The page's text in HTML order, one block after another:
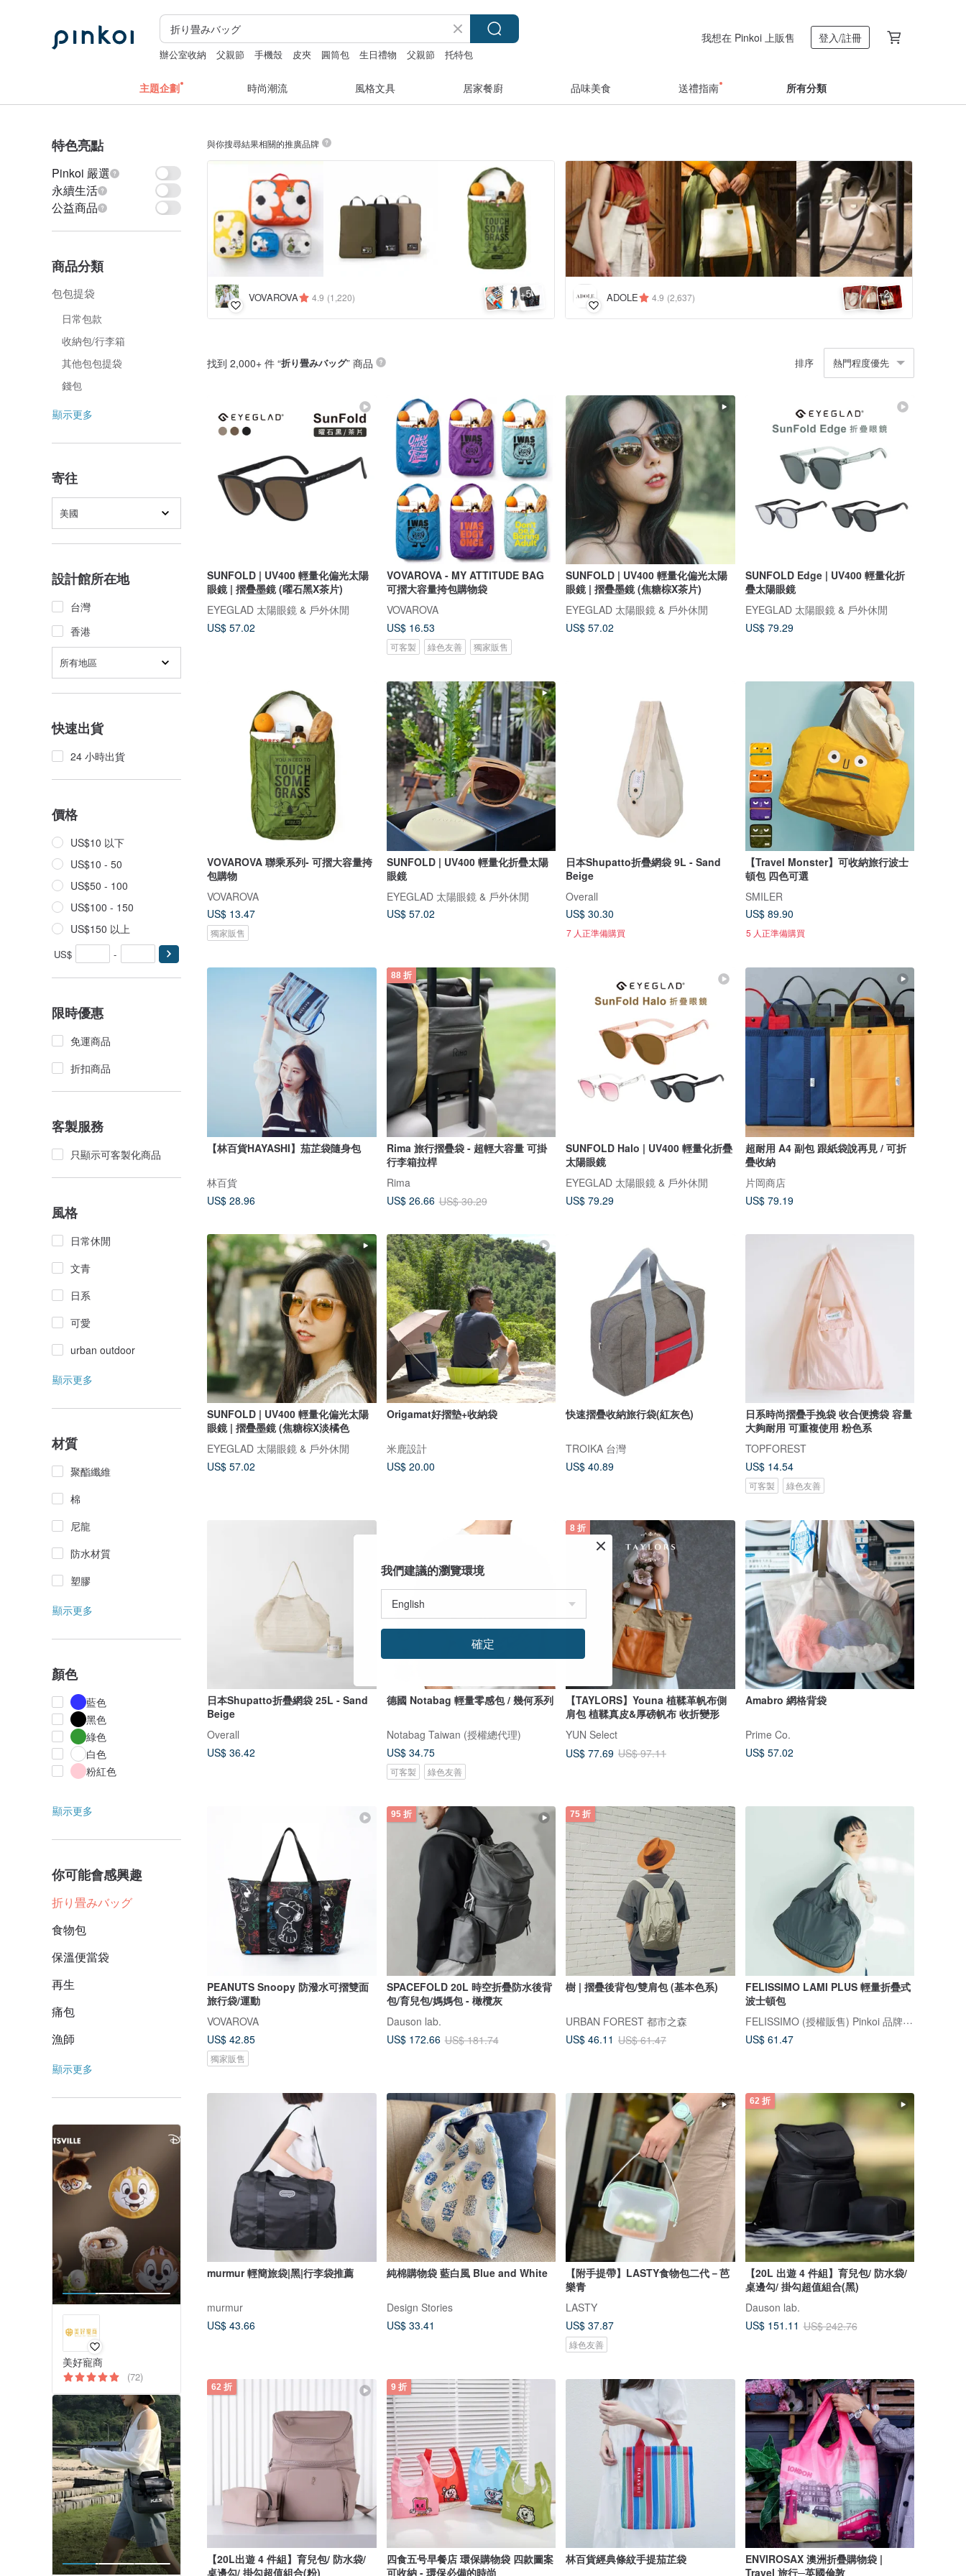
辦公室收納 父親節 手機殼 皮夾 圓筒包 生日禮物 父親節 托特包
我想在 Pinkoi 上販售 登入/註冊
主題企劃 時尚潮流 風格文具 居家餐廚 品味美食 送禮指南 所有分類
特色亮點
Pinkoi 嚴選
永續生活
公益商品
商品分類
包包提袋
日常包款
收納包/行李箱
其他包包提袋
錢包
顯示更多
寄往
美國
設計館所在地
台灣
香港
所有地區
快速出貨
24 小時出貨
價格
US$10 以下
US$10 - 50
US$50 - 100
US$100 - 150
US$150 以上
US$ -
限時優惠
免運商品
折扣商品
客製服務
只顯示可客製化商品
風格
日常休閒
文青
日系
可愛
urban outdoor
顯示更多
材質
聚酯纖維
棉
尼龍
防水材質
塑膠
顯示更多
顏色
藍色
黑色
綠色
白色
粉紅色
顯示更多
你可能會感興趣
折り畳みバッグ
食物包
保溫便當袋
再生
痛包
漁師
顯示更多
美好寵商
(72)
與你搜尋結果相關的推廣品牌
VOVAROVA 4.9 (1,220) +5 ADOLE 4.9 (2,637) +2
找到 2,000+ 件 “折り畳みバッグ” 商品 排序 熱門程度優先
SUNFOLD | UV400 輕量化偏光太陽
眼鏡 | 摺疊墨鏡 (曜石黑X茶片)
EYEGLAD 太陽眼鏡 & 戶外休閒
US$ 57.02
VOVAROVA - MY ATTITUDE BAG
可摺大容量挎包購物袋
VOVAROVA
US$ 16.53
可客製 綠色友善 獨家販售
SUNFOLD | UV400 輕量化偏光太陽
眼鏡 | 摺疊墨鏡 (焦糖棕X茶片)
EYEGLAD 太陽眼鏡 & 戶外休閒
US$ 57.02
SUNFOLD Edge | UV400 輕量化折
疊太陽眼鏡
EYEGLAD 太陽眼鏡 & 戶外休閒
US$ 79.29
VOVAROVA 聯乘系列- 可摺大容量挎
包購物
VOVAROVA
US$ 13.47
獨家販售
SUNFOLD | UV400 輕量化折疊太陽
眼鏡
EYEGLAD 太陽眼鏡 & 戶外休閒
US$ 57.02
日本Shupatto折疊網袋 9L - Sand
Beige
Overall
US$ 30.30
7 人正準備購買
【Travel Monster】可收納旅行波士
頓包 四色可選
SMILER
US$ 89.90
5 人正準備購買
【林百貨HAYASHI】茄芷袋隨身包
林百貨
US$ 28.96
88 折
Rima 旅行摺疊袋 - 超輕大容量 可掛
行李箱拉桿
Rima
US$ 26.66 US$ 30.29
SUNFOLD Halo | UV400 輕量化折疊
太陽眼鏡
EYEGLAD 太陽眼鏡 & 戶外休閒
US$ 79.29
超耐用 A4 副包 跟紙袋說再見 / 可折
疊收納
片岡商店
US$ 79.19
SUNFOLD | UV400 輕量化偏光太陽
眼鏡 | 摺疊墨鏡 (焦糖棕X淡橘色
EYEGLAD 太陽眼鏡 & 戶外休閒
US$ 57.02
Origamat好摺墊+收納袋
米鹿設計
US$ 20.00
快速摺疊收納旅行袋(紅灰色)
TROIKA 台灣
US$ 40.89
日系時尚摺疊手挽袋 收合便携袋 容量
大夠耐用 可重複使用 粉色系
TOPFOREST
US$ 14.54
可客製 綠色友善
日本Shupatto折疊網袋 25L - Sand
Beige
Overall
US$ 36.42
德國 Notabag 輕量零感包 / 幾何系列
Notabag Taiwan (授權總代理)
US$ 34.75
可客製 綠色友善
8 折
【TAYLORS】Youna 植鞣革帆布側
肩包 植鞣真皮&厚磅帆布 收折變形
YUN Select
US$ 77.69 US$ 97.11
Amabro 網格背袋
Prime Co.
US$ 57.02
PEANUTS Snoopy 防潑水可摺雙面
旅行袋/運動
VOVAROVA
US$ 42.85
獨家販售
95 折
SPACEFOLD 20L 時空折疊防水後背
包/育兒包/媽媽包 - 橄欖灰
Dauson lab.
US$ 172.66 US$ 181.74
75 折
樹 | 摺疊後背包/雙肩包 (基本色系)
URBAN FOREST 都市之森
US$ 46.11 US$ 61.47
FELISSIMO LAMI PLUS 輕量折疊式
波士頓包
FELISSIMO (授權販售) Pinkoi 品牌形象館
US$ 61.47
murmur 輕簡旅袋|黑|行李袋推薦
murmur
US$ 43.66
純棉購物袋 藍白風 Blue and White
Design Stories
US$ 33.41
【附手提帶】LASTY食物包二代－芭
樂青
LASTY
US$ 37.87
綠色友善
62 折
【20L 出遊 4 件組】育兒包/ 防水袋/
桌邊勾/ 掛勾超值組合(黑)
Dauson lab.
US$ 151.11 US$ 242.76
62 折
【20L出遊 4 件組】育兒包/ 防水袋/
桌邊勾/ 掛勾超值組合(粉)
9 折
四食五号早餐店 環保購物袋 四款圖案
可收納 - 環保必備的時尚
林百貨經典條紋手提茄芷袋
ENVIROSAX 澳洲折疊購物袋 |
Travel 旅行─英國倫敦
我們建議的瀏覽環境
確定